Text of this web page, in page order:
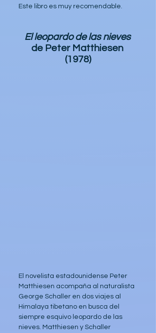
Este libro es muy recomendable.
El leopardo de las nieves
de Peter Matthiesen
(1978)
El novelista estadounidense Peter
Matthiesen acompaña al naturalista
George Schaller en dos viajes al
Himalaya tibetano en busca del
siempre esquivo leopardo de las
nieves. Matthiesen y Schaller